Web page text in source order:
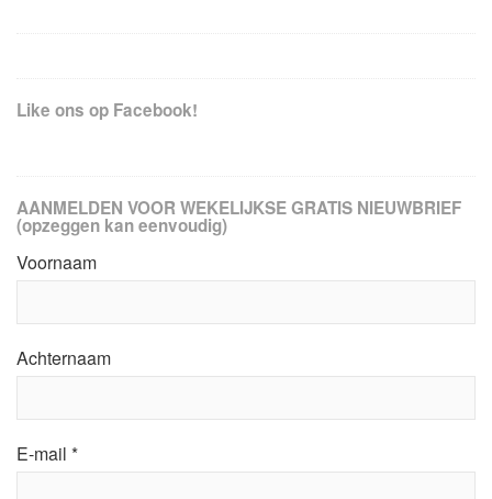
Like ons op Facebook!
AANMELDEN VOOR WEKELIJKSE GRATIS NIEUWBRIEF
(opzeggen kan eenvoudig)
Voornaam
Achternaam
E-mail *